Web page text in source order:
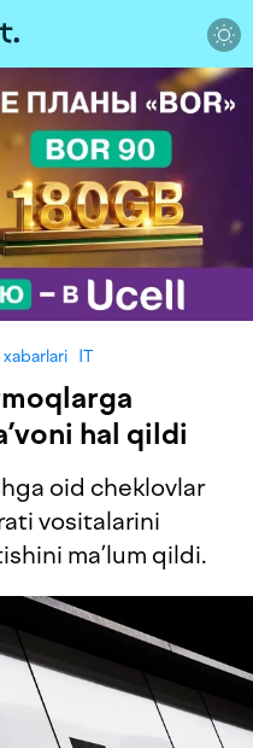
xabarlari IT
hal qildi
oid cheklovlar
vositalarini
ma’lum qildi.